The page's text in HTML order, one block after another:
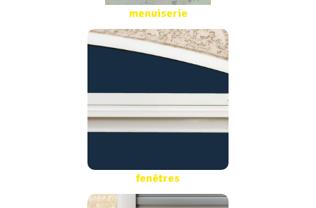
menuiserie
fenêtres